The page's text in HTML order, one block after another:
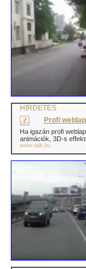
HIRDETÉS
Profi weblap
Ha igazán profi
animációk, 3D-s
www.oab.hu